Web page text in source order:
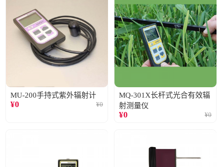
MU-200手持式紫外辐射计
¥0 ¥0
MQ-301X长杆式光合有效辐
射测量仪
¥0 ¥0